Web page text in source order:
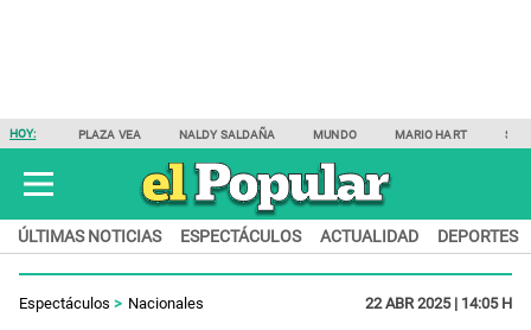
HOY: PLAZA VEA NALDY SALDAÑA MUNDO MARIO HART
ÚLTIMAS NOTICIAS ESPECTÁCULOS ACTUALIDAD DEPORTES
Espectáculos Nacionales 22 ABR 2025 | 14:05 H